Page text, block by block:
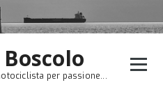
per passione...